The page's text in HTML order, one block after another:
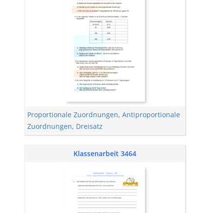
Proportionale Zuordnungen, Antiproportionale
Zuordnungen, Dreisatz
Klassenarbeit 3464